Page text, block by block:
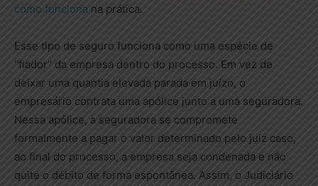
como funciona na prática.
Esse tipo de seguro funciona como uma espécie de
“fiador” da empresa dentro do processo. Em vez de
deixar uma quantia elevada parada em juízo, o
empresário contrata uma apólice junto a uma seguradora.
Nessa apólice, a seguradora se compromete
formalmente a pagar o valor determinado pelo juiz caso,
ao final do processo, a empresa seja condenada e não
quite o débito de forma espontânea. Assim, o Judiciário